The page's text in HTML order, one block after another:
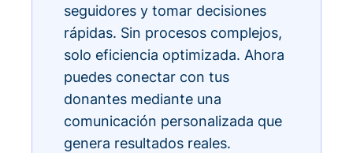
seguidores y tomar decisiones
rápidas. Sin procesos complejos,
solo eficiencia optimizada. Ahora
puedes conectar con tus
donantes mediante una
comunicación personalizada que
genera resultados reales.